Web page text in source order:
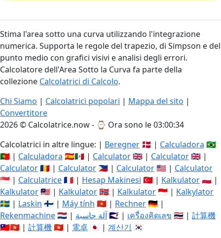
Stima l'area sotto una curva utilizzando l'integrazione
numerica. Supporta le regole del trapezio, di Simpson e del
punto medio con grafici visivi e analisi degli errori.
Calcolatore dell'Area Sotto la Curva fa parte della
collezione Calcolatrici di Calcolo.
Chi Siamo | Calcolatrici popolari | Mappa del sito |
Convertitore
2026 © Calcolatrice.now - ⌚ Ora sono le 03:00:35
Calcolatrici in altre lingue: | Beregner 🇩🇰 | Calculadora 🇧🇷
🇵🇹 | Calculadora 🇪🇸🇲🇽 | Calculator🇬🇧 | Calculator🇬🇧 |
Calculator🇷🇴 | Calculator 🇵🇭 | Calculator🇺🇸 | Calculator
🇸🇬 | Calculatrice🇫🇷 | Hesap Makinesi 🇹🇷 | Kalkulator🇵🇱 |
Kalkulator🇲🇾 | Kalkulator🇳🇴 | Kalkulator🇮🇩 | Kalkylator
🇸🇪 | Laskin 🇫🇮 | Máy tính 🇻🇳 | Rechner🇩🇪 |
Rekenmachine🇳🇱 | آلة حاسبة🇸🇦 | เครื่องคิดเลข 🇹🇭 | 計算機
🇹🇼🇭🇰 | 計算機🇭🇰 | 電卓 🇯🇵 | 계산기 🇰🇷